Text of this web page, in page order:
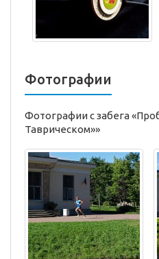
Фотографии
Фотографии с забега
Таврическом»»